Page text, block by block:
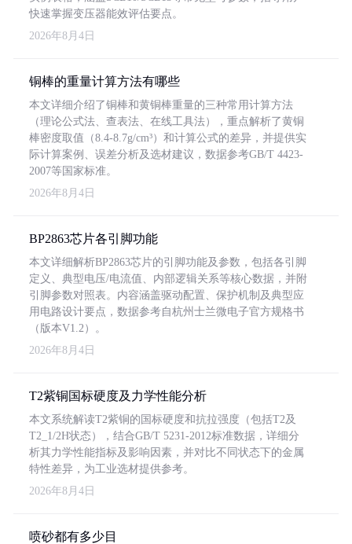
快速掌握变压器能效评估要点。
2026年8月4日
铜棒的重量计算方法有哪些
本文详细介绍了铜棒和黄铜棒重量的三种常用计算方法
（理论公式法、查表法、在线工具法），重点解析了黄铜
棒密度取值（8.4-8.7g/cm³）和计算公式的差异，并提供实
际计算案例、误差分析及选材建议，数据参考GB/T 4423-
2007等国家标准。
2026年8月4日
BP2863芯片各引脚功能
本文详细解析BP2863芯片的引脚功能及参数，包括各引脚
定义、典型电压/电流值、内部逻辑关系等核心数据，并附
引脚参数对照表。内容涵盖驱动配置、保护机制及典型应
用电路设计要点，数据参考自杭州士兰微电子官方规格书
（版本V1.2）。
2026年8月4日
T2紫铜国标硬度及力学性能分析
本文系统解读T2紫铜的国标硬度和抗拉强度（包括T2及
T2_1/2H状态），结合GB/T 5231-2012标准数据，详细分
析其力学性能指标及影响因素，并对比不同状态下的金属
特性差异，为工业选材提供参考。
2026年8月4日
喷砂都有多少目